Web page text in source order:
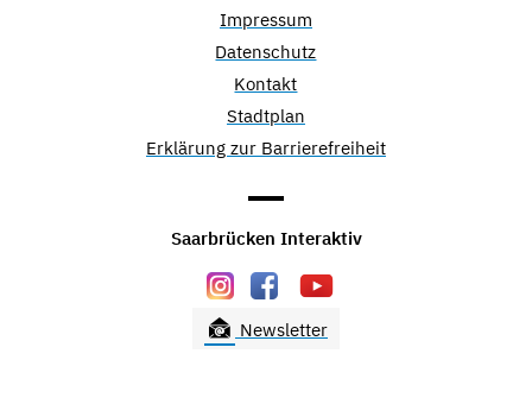
Impressum
Datenschutz
Kontakt
Stadtplan
Erklärung zur Barrierefreiheit
Saarbrücken Interaktiv
Newsletter